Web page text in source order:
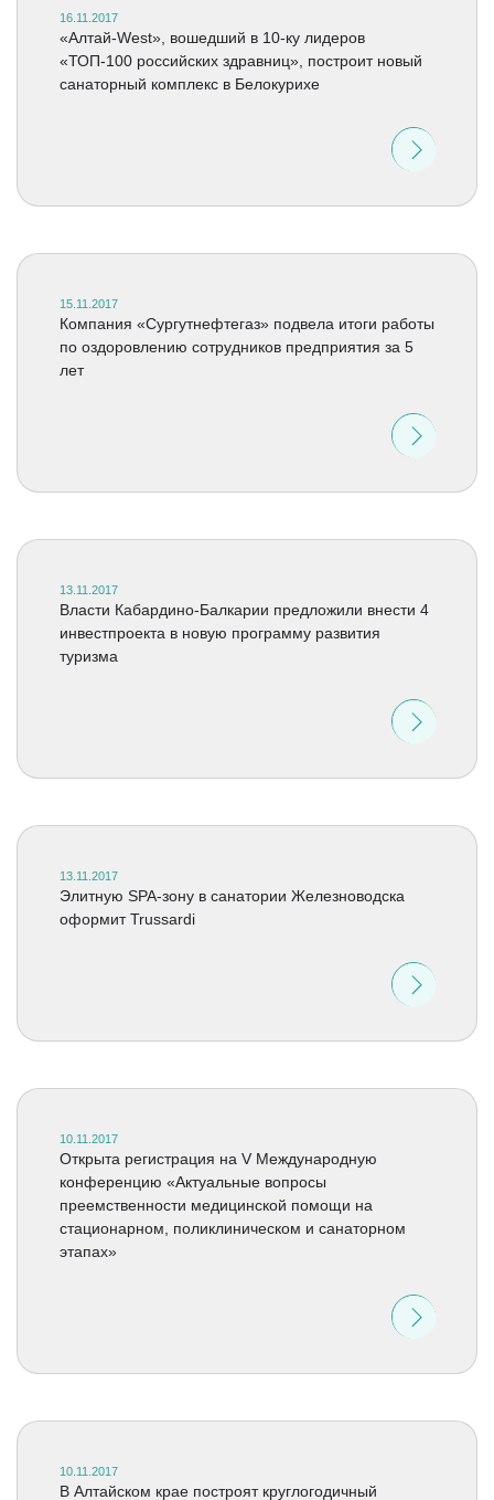
16.11.2017
«Алтай-West», вошедший в 10-ку лидеров
«ТОП-100 российских здравниц», построит новый
санаторный комплекс в Белокурихе
15.11.2017
Компания «Сургутнефтегаз» подвела итоги работы
по оздоровлению сотрудников предприятия за 5
лет
13.11.2017
Власти Кабардино-Балкарии предложили внести 4
инвестпроекта в новую программу развития
туризма
13.11.2017
Элитную SPA-зону в санатории Железноводска
оформит Trussardi
10.11.2017
Открыта регистрация на V Международную
конференцию «Актуальные вопросы
преемственности медицинской помощи на
стационарном, поликлиническом и санаторном
этапах»
10.11.2017
В Алтайском крае построят круглогодичный